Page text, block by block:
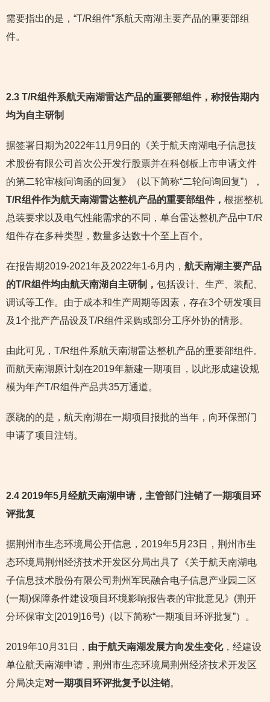
需要指出的是，“T/R组件”系航天南湖主要产品的重要部组
件。
2.3 T/R组件系航天南湖雷达产品的重要部组件，称报告期内
均为自主研制
据签署日期为2022年11月9日的《关于航天南湖电子信息技
术股份有限公司首次公开发行股票并在科创板上市申请文件
的第二轮审核问询函的回复》（以下简称“二轮问询回复”），
T/R组件作为航天南湖雷达整机产品的重要部组件， 根据整机
总装要求以及电气性能需求的不同，单台雷达整机产品中T/R
组件存在多种类型，数量多达数十个至上百个。
在报告期2019-2021年及2022年1-6月内， 航天南湖主要产品
的T/R组件均由航天南湖自主研制， 包括设计、生产、装配、
调试等工作。由于成本和生产周期等因素，存在3个研发项目
及1个批产产品设及T/R组件采购或部分工序外协的情形。
由此可见，T/R组件系航天南湖雷达整机产品的重要部组件。
而航天南湖原计划在2019年新建一期项目，以此形成建设规
模为年产T/R组件产品共35万通道。
蹊跷的的是，航天南湖在一期项目报批的当年，向环保部门
申请了项目注销。
2.4 2019年5月经航天南湖申请，主管部门注销了一期项目环
评批复
据荆州市生态环境局公开信息，2019年5月23日，荆州市生
态环境局荆州经济技术开发区分局出具了《关于航天南湖电
子信息技术股份有限公司荆州军民融合电子信息产业园二区
(一期)保障条件建设项目环境影响报告表的审批意见》(荆开
分环保审文[2019]16号)（以下简称“一期项目环评批复”）。
2019年10月31日， 由于航天南湖发展方向发生变化，经建设
单位航天南湖申请，荆州市生态环境局荆州经济技术开发区
分局决定对一期项目环评批复予以注销。